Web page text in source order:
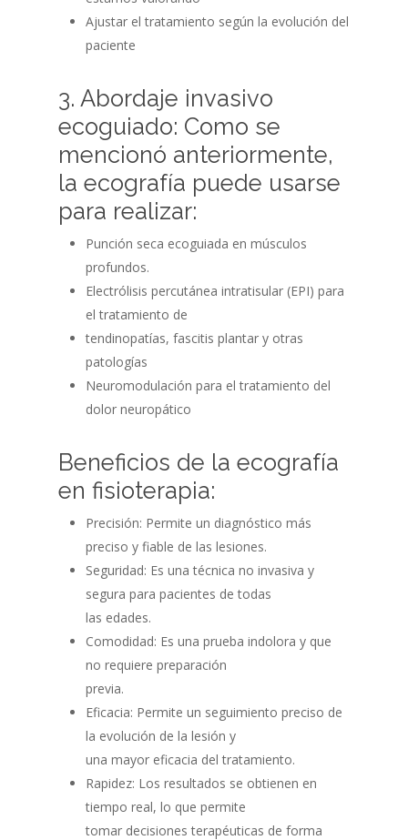
Ajustar el tratamiento según la evolución del
paciente
3. Abordaje invasivo
ecoguiado: Como se
mencionó anteriormente,
la ecografía puede usarse
para realizar:
Punción seca ecoguiada en músculos
profundos.
Electrólisis percutánea intratisular (EPI) para
el tratamiento de
tendinopatías, fascitis plantar y otras
patologías
Neuromodulación para el tratamiento del
dolor neuropático
Beneficios de la ecografía
en fisioterapia:
Precisión: Permite un diagnóstico más
preciso y fiable de las lesiones.
Seguridad: Es una técnica no invasiva y
segura para pacientes de todas
las edades.
Comodidad: Es una prueba indolora y que
no requiere preparación
previa.
Eficacia: Permite un seguimiento preciso de
la evolución de la lesión y
una mayor eficacia del tratamiento.
Rapidez: Los resultados se obtienen en
tiempo real, lo que permite
tomar decisiones terapéuticas de forma